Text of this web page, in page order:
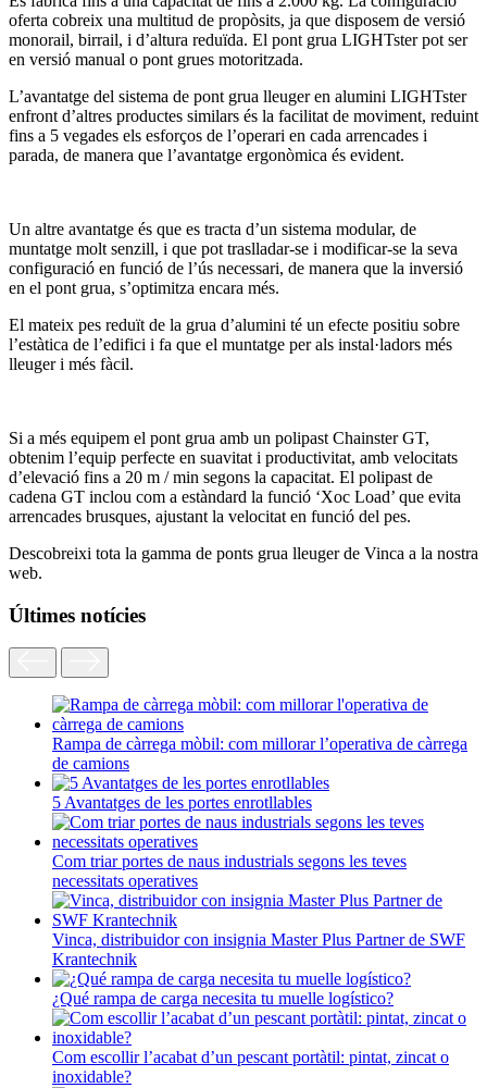
oferta cobreix una multitud de propòsits, ja que disposem de versió
monorail, birrail, i d’altura reduïda. El pont grua LIGHTster pot ser
en versió manual o pont grues motoritzada.
L’avantatge del sistema de pont grua lleuger en alumini LIGHTster
enfront d’altres productes similars és la facilitat de moviment, reduint
fins a 5 vegades els esforços de l’operari en cada arrencades i
parada, de manera que l’avantatge ergonòmica és evident.
Un altre avantatge és que es tracta d’un sistema modular, de
muntatge molt senzill, i que pot traslladar-se i modificar-se la seva
configuració en funció de l’ús necessari, de manera que la inversió
en el pont grua, s’optimitza encara més.
El mateix pes reduït de la grua d’alumini té un efecte positiu sobre
l’estàtica de l’edifici i fa que el muntatge per als instal·ladors més
lleuger i més fàcil.
Si a més equipem el pont grua amb un polipast Chainster GT,
obtenim l’equip perfecte en suavitat i productivitat, amb velocitats
d’elevació fins a 20 m / min segons la capacitat. El polipast de
cadena GT inclou com a estàndard la funció ‘Xoc Load’ que evita
arrencades brusques, ajustant la velocitat en funció del pes.
Descobreixi tota la gamma de ponts grua lleuger de Vinca a la nostra
web.
Últimes notícies
Rampa de càrrega mòbil: com millorar l’operativa de càrrega
de camions
5 Avantatges de les portes enrotllables
Com triar portes de naus industrials segons les teves
necessitats operatives
Vinca, distribuidor con insignia Master Plus Partner de SWF
Krantechnik
¿Qué rampa de carga necesita tu muelle logístico?
Com escollir l’acabat d’un pescant portàtil: pintat, zincat o
inoxidable?